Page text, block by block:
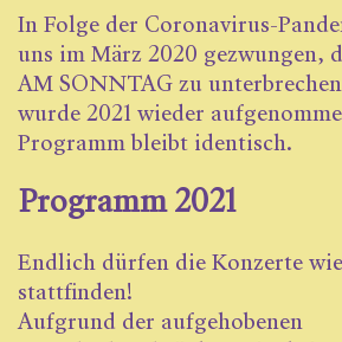
In Folge der Coronavirus-
uns im März 2020 gezwungen,
AM SONNTAG zu
wurde 2021 wieder
Programm bleibt identisch.
Programm 2021
Endlich dürfen die Konzerte
stattfinden!
Aufgrund der aufgehobenen